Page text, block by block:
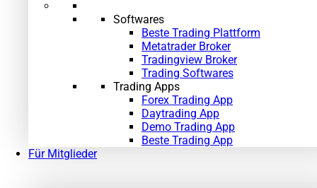
Softwares
Beste Trading Plattform
Metatrader Broker
Tradingview Broker
Trading Softwares
Trading Apps
Forex Trading App
Daytrading App
Demo Trading App
Beste Trading App
Für Mitglieder